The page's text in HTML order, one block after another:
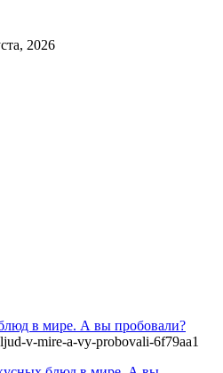
2026
в мире. А вы пробовали?
v-mire-a-vy-probovali-6f79aa1